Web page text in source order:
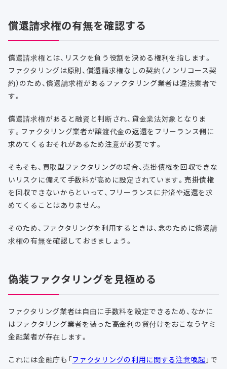
償還請求権の有無を確認する
償還請求権とは、リスクを負う役割を決める権利を指します。
ファクタリングは原則、償還請求権なしの契約（ノンリコース契
約）のため、償還請求権があるファクタリング業者は違法業者で
す。
償還請求権があると融資と判断され、貸金業法対象となりま
す。ファクタリング業者が譲渡代金の返還をフリーランス側に
求めてくるおそれがあるため注意が必要です。
そもそも、買取型ファクタリングの場合、売掛債権を回収できな
いリスクに備えて手数料が高めに設定されています。売掛債権
を回収できないからといって、フリーランスに弁済や返還を求
めてくることはありません。
そのため、ファクタリングを利用するときは、念のために償還請
求権の有無を確認しておきましょう。
偽装ファクタリングを見極める
ファクタリング業者は自由に手数料を設定できるため、なかに
はファクタリング業者を装った高金利の貸付けをおこなうヤミ
金融業者が存在します。
これには金融庁も「ファクタリングの利用に関する注意喚起 」で